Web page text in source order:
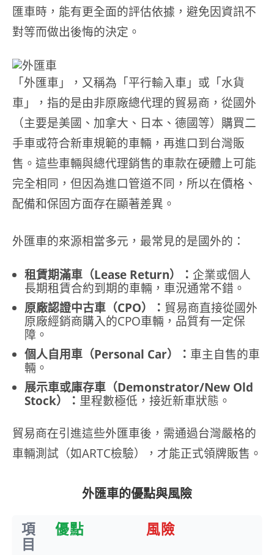
匯車時，能有更全面的評估依據，避免因資訊不
對等而做出後悔的決定。
「外匯車」，又稱為「平行輸入車」或「水貨
車」，指的是由非原廠總代理的貿易商，從國外
（主要是美國、加拿大、日本、德國等）購買二
手車或符合新車規範的車輛，再進口到台灣販
售。這些車輛與總代理銷售的車款在硬體上可能
完全相同，但因為進口管道不同，所以在價格、
配備和保固方面存在顯著差異。
外匯車的來源相當多元，最常見的是國外的：
租賃期滿車（Lease Return）： 企業或個人
長期租賃合約到期的車輛，車況通常不錯。
原廠認證中古車（CPO）： 貿易商直接從國外
原廠經銷商購入的CPO車輛，品質有一定保
障。
個人自用車（Personal Car）： 車主自售的車
輛。
展示車或庫存車（Demonstrator/New Old
Stock）： 里程數極低，接近新車狀態。
貿易商在引進這些外匯車後，需通過台灣嚴格的
車輛測試（如ARTC檢驗），才能正式領牌販售。
外匯車的優點與風險
項
目
優點 風險